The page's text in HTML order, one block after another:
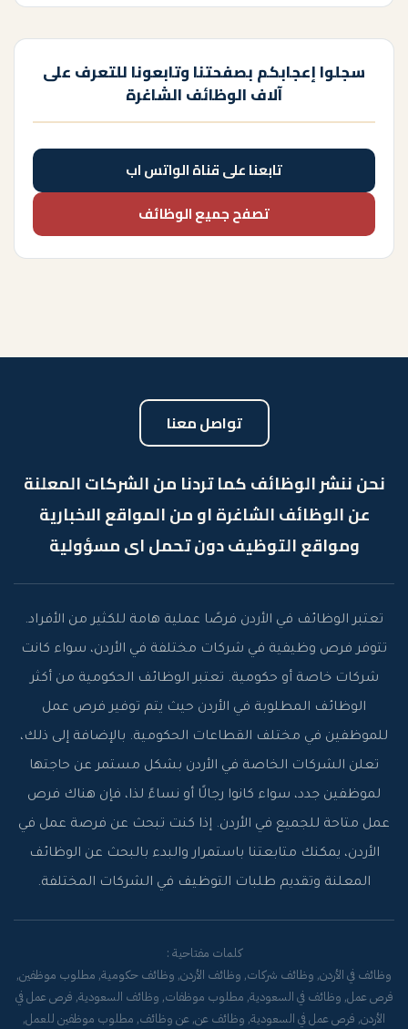
سجلوا إعجابكم بصفحتنا وتابعونا للتعرف على
آلاف الوظائف الشاغرة
تابعنا على قناة الواتس اب
تصفح جميع الوظائف
تواصل معنا
نحن ننشر الوظائف كما تردنا من الشركات المعلنة
عن الوظائف الشاغرة او من المواقع الاخبارية
ومواقع التوظيف دون تحمل اى مسؤولية
تعتبر الوظائف في الأردن فرصًا عملية هامة للكثير من الأفراد.
تتوفر فرص وظيفية في شركات مختلفة في الأردن، سواء كانت
شركات خاصة أو حكومية. تعتبر الوظائف الحكومية من أكثر
الوظائف المطلوبة في الأردن حيث يتم توفير فرص عمل
للموظفين في مختلف القطاعات الحكومية. بالإضافة إلى ذلك،
تعلن الشركات الخاصة في الأردن بشكل مستمر عن حاجتها
لموظفين جدد، سواء كانوا رجالًا أو نساءً لذا، فإن هناك فرص
عمل متاحة للجميع في الأردن. إذا كنت تبحث عن فرصة عمل في
الأردن، يمكنك متابعتنا باستمرار والبدء بالبحث عن الوظائف
المعلنة وتقديم طلبات التوظيف في الشركات المختلفة.
كلمات مفتاحية :
وظائف في الأردن, وظائف شركات, وظائف الأردن, وظائف حكومية, مطلوب موظفين,
فرص عمل, وظائف في السعودية, مطلوب موظفات, وظائف السعودية, فرص عمل في
الأردن, فرص عمل في السعودية, وظائف عن, عن وظائف, مطلوب موظفين للعمل,